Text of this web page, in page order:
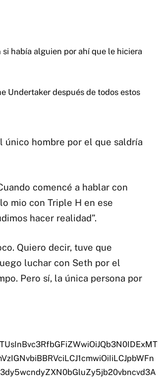
había alguien por ahí que le hiciera
Undertaker después de todos estos
único hombre por el que saldría
comencé a hablar con
mio con Triple H en ese
hacer realidad”.
Quiero decir, tuve que
luchar con Seth por el
Pero sí, la única persona por